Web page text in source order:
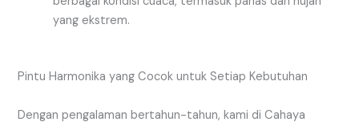
yang ekstrem.
Pintu Harmonika yang Cocok untuk Setiap Kebutuhan
Dengan pengalaman bertahun-tahun, kami di Cahaya